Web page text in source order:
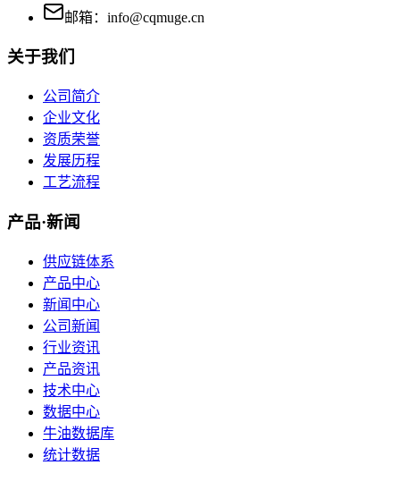
邮箱：info@cqmuge.cn
关于我们
公司简介
企业文化
资质荣誉
发展历程
工艺流程
产品·新闻
供应链体系
产品中心
新闻中心
公司新闻
行业资讯
产品资讯
技术中心
数据中心
牛油数据库
统计数据